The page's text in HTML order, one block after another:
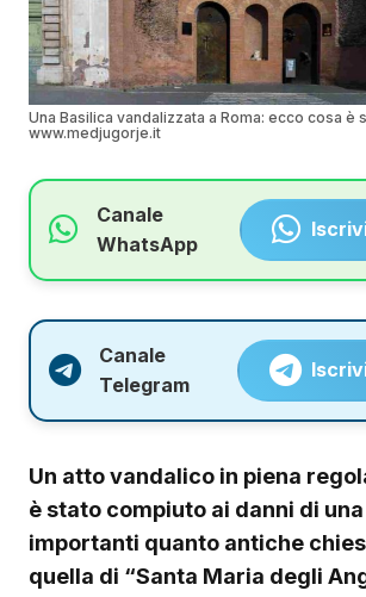
Una Basilica vandalizzata a Roma: ecco cosa è
www.medjugorje.it
Canale
WhatsApp
Canale
Telegram
Un atto vandalico in piena
è stato compiuto ai danni di
importanti quanto antiche
quella di “Santa Maria degli